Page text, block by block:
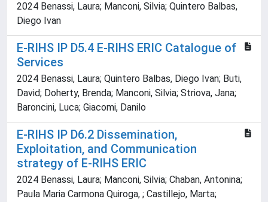
2024 Benassi, Laura; Manconi, Silvia; Quintero Balbas,
Diego Ivan
E-RIHS IP D5.4 E-RIHS ERIC Catalogue of
Services
2024 Benassi, Laura; Quintero Balbas, Diego Ivan; Buti,
David; Doherty, Brenda; Manconi, Silvia; Striova, Jana;
Baroncini, Luca; Giacomi, Danilo
E-RIHS IP D6.2 Dissemination,
Exploitation, and Communication
strategy of E-RIHS ERIC
2024 Benassi, Laura; Manconi, Silvia; Chaban, Antonina;
Paula Maria Carmona Quiroga, ; Castillejo, Marta;